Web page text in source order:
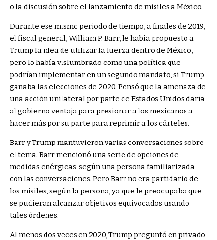
o la discusión sobre el lanzamiento de misiles a México.
Durante ese mismo periodo de tiempo, a finales de 2019,
el fiscal general, William P. Barr, le había propuesto a
Trump la idea de utilizar la fuerza dentro de México,
pero lo había vislumbrado como una política que
podrían implementar en un segundo mandato, si Trump
ganaba las elecciones de 2020. Pensó que la amenaza de
una acción unilateral por parte de Estados Unidos daría
al gobierno ventaja para presionar a los mexicanos a
hacer más por su parte para reprimir a los cárteles.
Barr y Trump mantuvieron varias conversaciones sobre
el tema. Barr mencionó una serie de opciones de
medidas enérgicas, según una persona familiarizada
con las conversaciones. Pero Barr no era partidario de
los misiles, según la persona, ya que le preocupaba que
se pudieran alcanzar objetivos equivocados usando
tales órdenes.
Al menos dos veces en 2020, Trump preguntó en privado